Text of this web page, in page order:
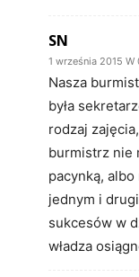
SN
1 września 2015 W
Nasza
była
rodzaj
burmistrz nie
pacynką,
jednym i
sukcesów w
władza